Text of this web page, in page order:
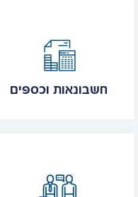
חשבונאות וכספים